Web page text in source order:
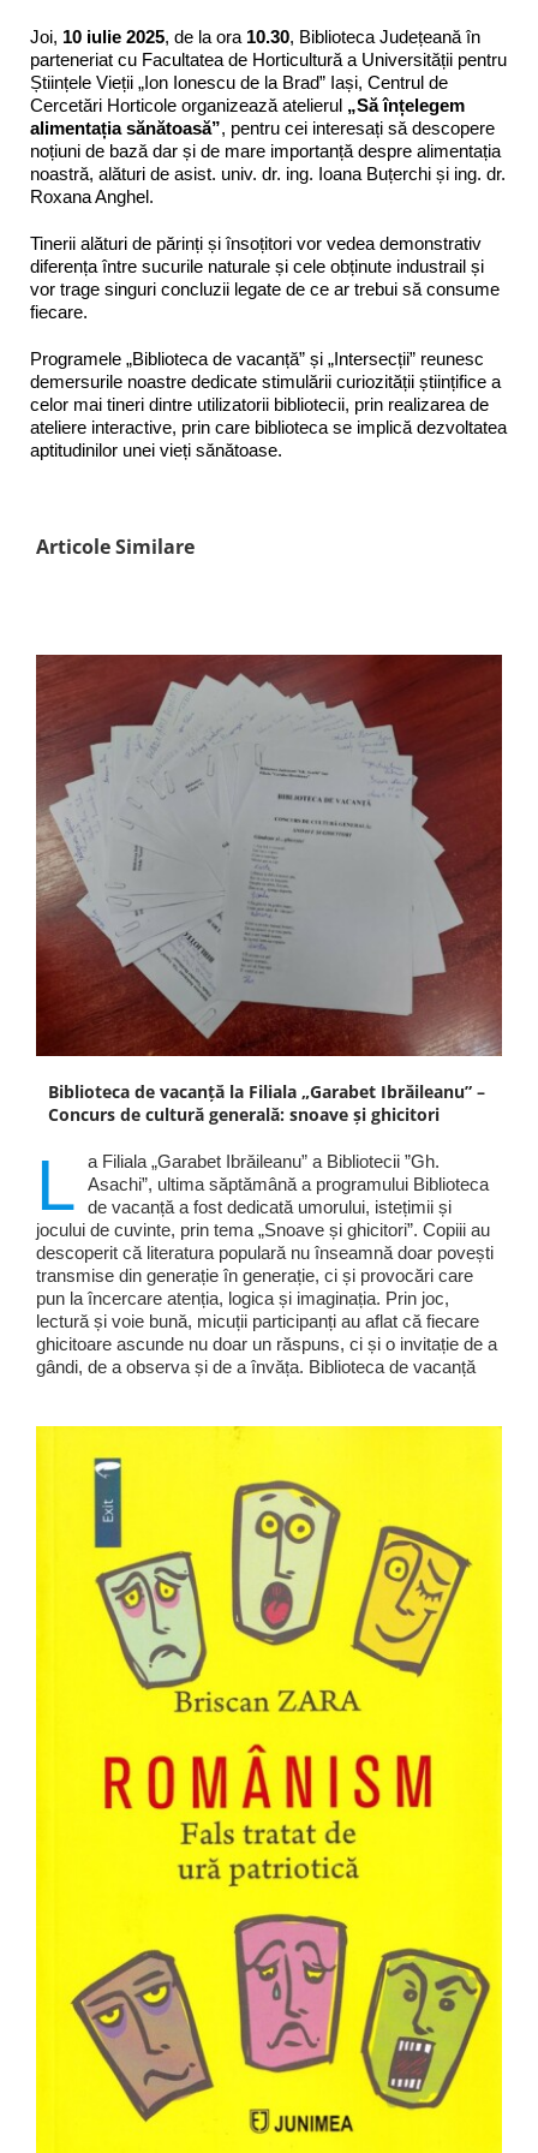
Joi, 10 iulie 2025, de la ora 10.30, Biblioteca Județeană în
parteneriat cu Facultatea de Horticultură a Universității pentru
Științele Vieții „Ion Ionescu de la Brad” Iași, Centrul de
Cercetări Horticole organizează atelierul „Să înțelegem
alimentația sănătoasă”, pentru cei interesați să descopere
noțiuni de bază dar și de mare importanță despre alimentația
noastră, alături de asist. univ. dr. ing. Ioana Buțerchi și ing. dr.
Roxana Anghel.
Tinerii alături de părinți și însoțitori vor vedea demonstrativ
diferența între sucurile naturale și cele obținute industrail și
vor trage singuri concluzii legate de ce ar trebui să consume
fiecare.
Programele „Biblioteca de vacanță” și „Intersecții” reunesc
demersurile noastre dedicate stimulării curiozității științifice a
celor mai tineri dintre utilizatorii bibliotecii, prin realizarea de
ateliere interactive, prin care biblioteca se implică dezvoltatea
aptitudinilor unei vieți sănătoase.
Articole Similare
Biblioteca de vacanță la Filiala „Garabet Ibrăileanu” –
Concurs de cultură generală: snoave și ghicitori
L
a Filiala „Garabet Ibrăileanu” a Bibliotecii ”Gh.
Asachi”, ultima săptămână a programului Biblioteca
de vacanță a fost dedicată umorului, istețimii și
jocului de cuvinte, prin tema „Snoave și ghicitori”. Copiii au
descoperit că literatura populară nu înseamnă doar povești
transmise din generație în generație, ci și provocări care
pun la încercare atenția, logica și imaginația. Prin joc,
lectură și voie bună, micuții participanți au aflat că fiecare
ghicitoare ascunde nu doar un răspuns, ci și o invitație de a
gândi, de a observa și de a învăța. Biblioteca de vacanță